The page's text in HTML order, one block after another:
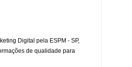
Digital pela ESPM - SP,
de qualidade para